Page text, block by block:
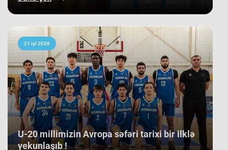
21 iyl 2026
​U-20 millimizin Avropa səfəri tarixi bir ilklə
yekunlaşıb !